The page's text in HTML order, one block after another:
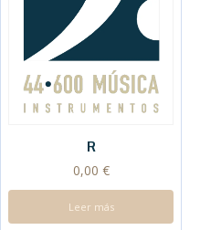
R
0,00 €
Leer más